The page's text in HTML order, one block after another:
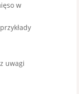
w
uwagi